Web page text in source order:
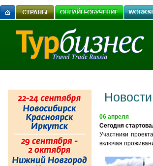
Новости
06 апреля
Сегодня
Участники
включая